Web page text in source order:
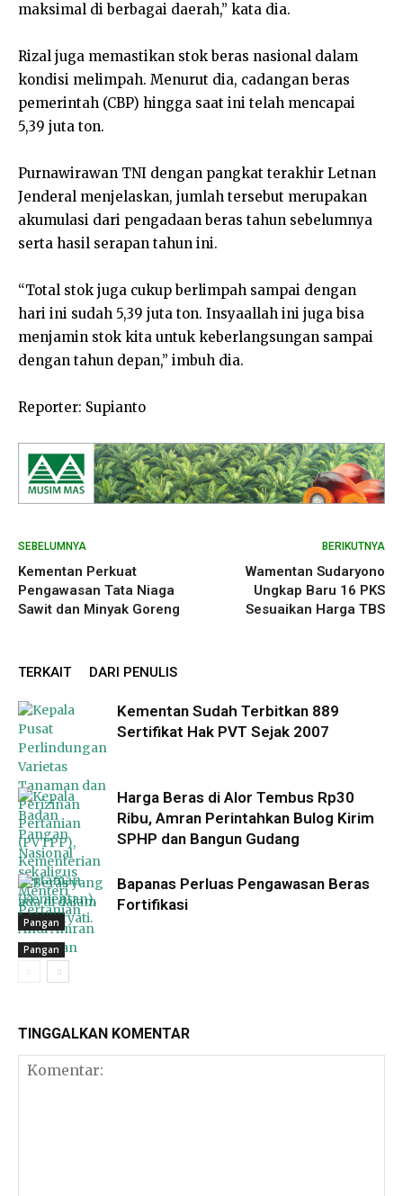
maksimal di berbagai daerah,” kata dia.
Rizal juga memastikan stok beras nasional dalam
kondisi melimpah. Menurut dia, cadangan beras
pemerintah (CBP) hingga saat ini telah mencapai
5,39 juta ton.
Purnawirawan TNI dengan pangkat terakhir Letnan
Jenderal menjelaskan, jumlah tersebut merupakan
akumulasi dari pengadaan beras tahun sebelumnya
serta hasil serapan tahun ini.
“Total stok juga cukup berlimpah sampai dengan
hari ini sudah 5,39 juta ton. Insyaallah ini juga bisa
menjamin stok kita untuk keberlangsungan sampai
dengan tahun depan,” imbuh dia.
Reporter: Supianto
SEBELUMNYA
Kementan Perkuat
Pengawasan Tata Niaga
Sawit dan Minyak Goreng
BERIKUTNYA
Wamentan Sudaryono
Ungkap Baru 16 PKS
Sesuaikan Harga TBS
TERKAIT DARI PENULIS
Pangan
Kementan Sudah Terbitkan 889
Sertifikat Hak PVT Sejak 2007
Pangan
Harga Beras di Alor Tembus Rp30
Ribu, Amran Perintahkan Bulog Kirim
SPHP dan Bangun Gudang
Pangan
Bapanas Perluas Pengawasan Beras
Fortifikasi
TINGGALKAN KOMENTAR